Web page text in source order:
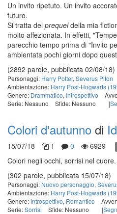
Un invito ripetuto. Un invito
futuro.
Si tratta del prequeldella mia
molto affezionata. In effetti,
parecchio tempo prima di "Invito
ambientata pochi giorni dopo
(2892 parole, pubblicata 02/08/18)
Personaggi: Harry Potter, Severus Piton
Ambientazione: Harry Post-Hogwarts
Genere: Drammatico, Introspettivo
Serie: Nessuno
Sfide: Nessuno [
Colori d'autunno di
15/07/18 1 0 6929
Colori negli occhi, sorrisi nel cuore.
(302 parole, pubblicata 15/07/18)
Personaggi: Nuovo personaggio,
Ambientazione: Harry Post-Hogwarts
Genere: Introspettivo, Romantico
Serie:Sorrisi Sfide: Nessuno [